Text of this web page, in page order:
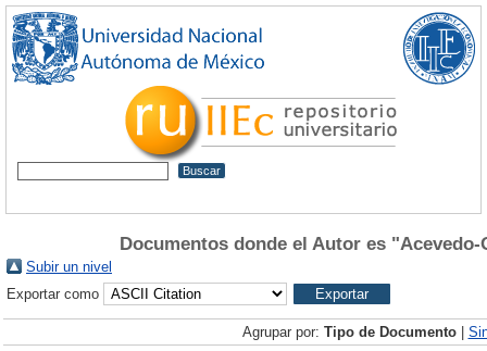
Documentos donde el Autor es "
Subir un nivel
Exportar como
Agrupar por: Tipo de Documento|